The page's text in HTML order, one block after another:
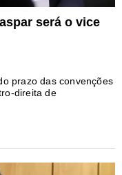
será o vice
prazo das convenções
direita de